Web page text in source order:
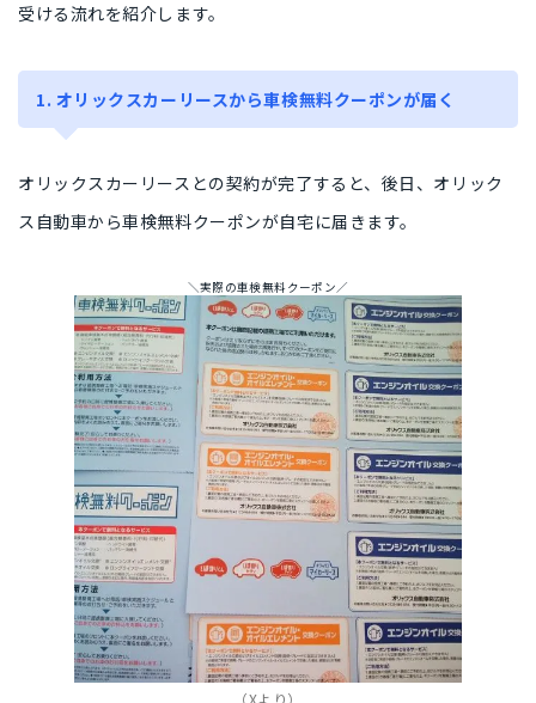
受ける流れを紹介します。
1. オリックスカーリースから車検無料クーポンが届く
オリックスカーリースとの契約が完了すると、後日、オリック
ス自動車から車検無料クーポンが自宅に届きます。
＼実際の車検無料クーポン／